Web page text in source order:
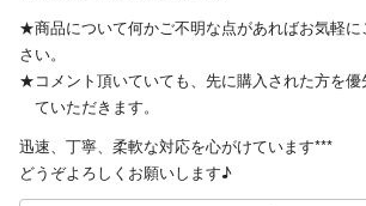
★商品について何かご不明な点があればお気軽に
さい。
★コメント頂いていても、先に購入された方を
ていただきます。
迅速、丁寧、柔軟な対応を心がけています***
どうぞよろしくお願いします♪